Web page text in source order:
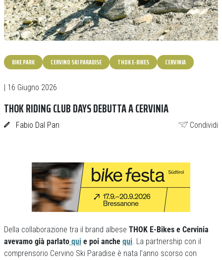
BIKE PARK CERVINO SKI PARADISE THOK E-BIKES CERVINIA
| 16 Giugno 2026
THOK RIDING CLUB DAYS DEBUTTA A CERVINIA
Fabio Dal Pan Condividi
Della collaborazione tra il brand albese THOK E-Bikes e Cervinia
avevamo già parlato qui e poi anche qui. La partnership con il
comprensorio Cervino Ski Paradise è nata l’anno scorso con